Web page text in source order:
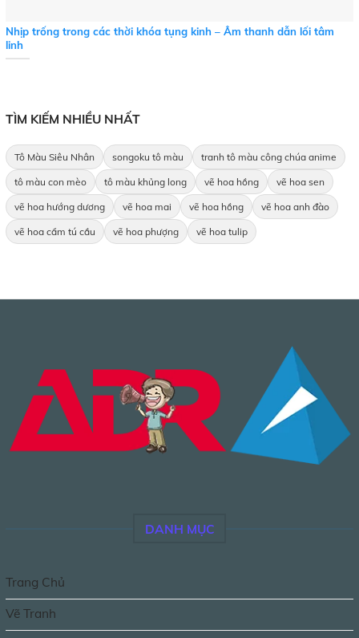
Nhịp trống trong các thời khóa tụng kinh – Âm thanh dẫn lối tâm
linh
TÌM KIẾM NHIỀU NHẤT
Tô Màu Siêu Nhân songoku tô màu tranh tô màu công chúa anime
tô màu con mèo tô màu khủng long vẽ hoa hồng vẽ hoa sen
vẽ hoa hướng dương vẽ hoa mai vẽ hoa hồng vẽ hoa anh đào
vẽ hoa cẩm tú cầu vẽ hoa phượng vẽ hoa tulip
DANH MỤC
Trang Chủ
Vẽ Tranh